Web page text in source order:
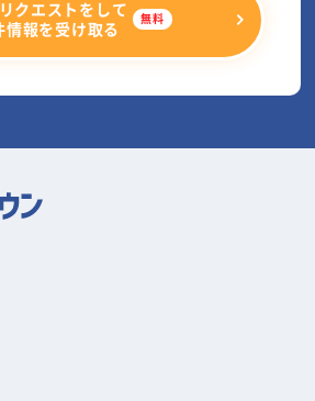
クエストをして
情報を受け取る
無料